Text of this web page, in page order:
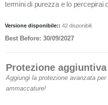
termini di purezza e lo percepirai
Versione disponibile:: 42 disponibili
Best Before: 30/09/2027
Protezione aggiuntiva
Aggiungi la protezione avanzata
ammaccature!